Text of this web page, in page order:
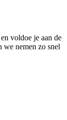
voldoe je aan de
nemen zo snel